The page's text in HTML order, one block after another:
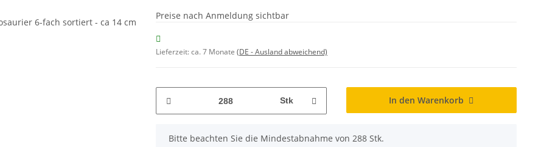
Preise nach Anmeldung sichtbar
Lieferzeit:ca. 7 Monate (DE - Ausland abweichend)
Stk In den Warenkorb
x
Bitte beachten Sie die Mindestabnahme von 288 Stk.